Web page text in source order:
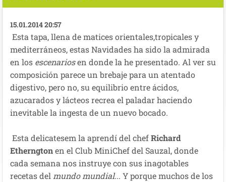
15.01.2014 20:57
Esta tapa, llena de matices orientales,tropicales y
mediterráneos, estas Navidades ha sido la admirada
en los escenariosen donde la he presentado. Al ver su
composición parece un brebaje para un atentado
digestivo, pero no, su equilibrio entre ácidos,
azucarados y lácteos recrea el paladar haciendo
inevitable la ingesta de un nuevo bocado.
Esta delicatesem la aprendí del chefRichard
Etherngtonen el Club MiniChef del Sauzal, donde
cada semana nos instruye con sus inagotables
recetas del mundo mundial... Y porque muchos de los